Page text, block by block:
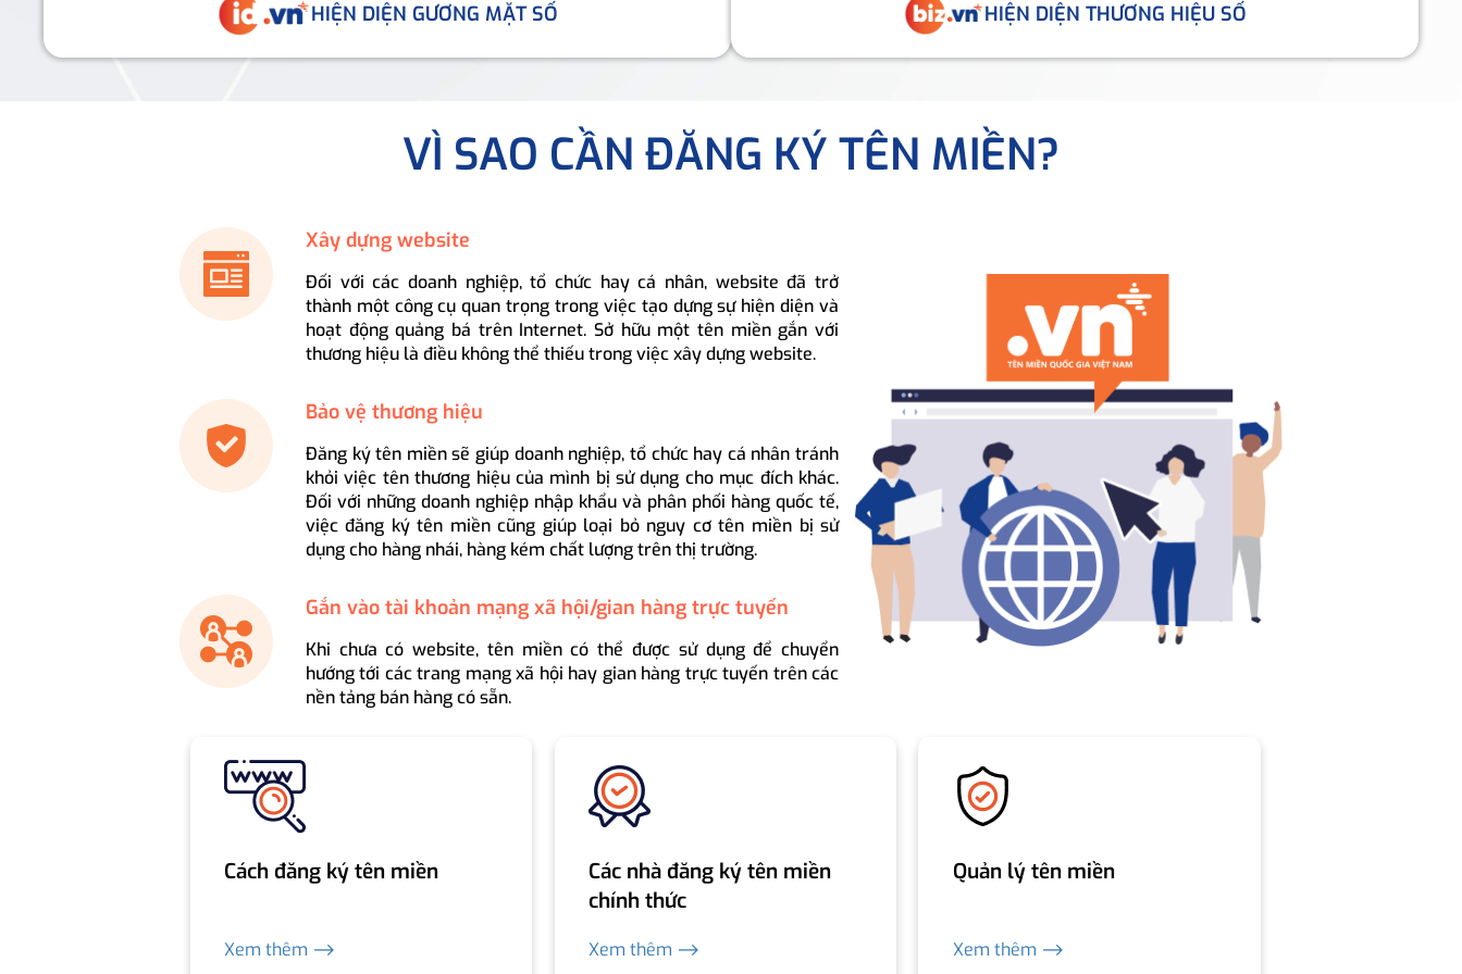
HIỆN DIỆN GƯƠNG MẶT SỐ HIỆN DIỆN THƯƠNG HIỆU SỐ
VÌ SAO CẦN ĐĂNG KÝ TÊN MIỀN?
Xây dựng website
Đối với các doanh nghiệp, tổ chức hay cá nhân, website đã trở
thành một công cụ quan trọng trong việc tạo dựng sự hiện diện và
hoạt động quảng bá trên Internet. Sở hữu một tên miền gắn với
thương hiệu là điều không thể thiếu trong việc xây dựng website.
Bảo vệ thương hiệu
Đăng ký tên miền sẽ giúp doanh nghiệp, tổ chức hay cá nhân tránh
khỏi việc tên thương hiệu của mình bị sử dụng cho mục đích khác.
Đối với những doanh nghiệp nhập khẩu và phân phối hàng quốc tế,
việc đăng ký tên miền cũng giúp loại bỏ nguy cơ tên miền bị sử
dụng cho hàng nhái, hàng kém chất lượng trên thị trường.
Gắn vào tài khoản mạng xã hội/gian hàng trực tuyến
Khi chưa có website, tên miền có thể được sử dụng để chuyển
hướng tới các trang mạng xã hội hay gian hàng trực tuyến trên các
nền tảng bán hàng có sẵn.
Cách đăng ký tên miền
Xem thêm ⟶
Các nhà đăng ký tên miền
chính thức
Xem thêm ⟶
Quản lý tên miền
Xem thêm ⟶